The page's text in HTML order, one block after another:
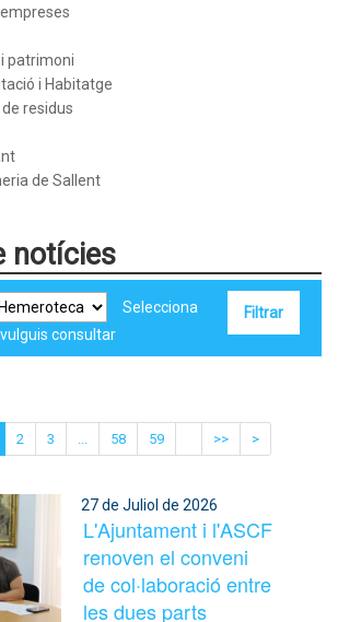
patrimoni
i Habitatge
residus
de Sallent
notícies
Selecciona
consultar
2 3 ... 58 59 >> >
27 de Juliol de 2026
L'Ajuntament i l'ASCF
renoven el conveni
de col·laboració entre
les dues parts